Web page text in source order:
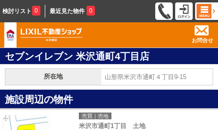
検討リスト 0 最近見た物件 0
お問合せ
セブンイレブン 米沢通町4丁目店
所在地 山形県米沢市通町４丁目9-15
施設周辺の物件
売買｜売地
米沢市通町1丁目 土地